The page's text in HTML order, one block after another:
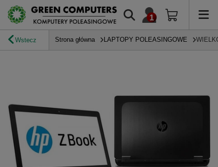
Wstecz Strona główna LAPTOPY POLEASINGOWE